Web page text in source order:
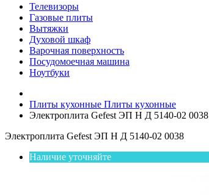
Телевизоры
Газовые плиты
Вытяжки
Духовой шкаф
Варочная поверхность
Посудомоечная машина
Ноутбуки
Плиты кухонные Плиты кухонные
Электроплита Gefest ЭП Н Д 5140-02 0038
Электроплита Gefest ЭП Н Д 5140-02 0038
Наличие уточняйте